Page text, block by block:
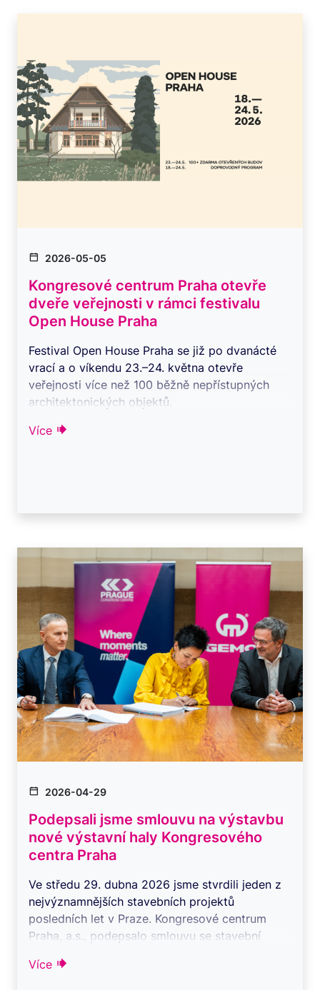
2026-05-05
Kongresové centrum Praha otevře
dveře veřejnosti v rámci festivalu
Open House Praha
Festival Open House Praha se již po dvanácté
vrací a o víkendu 23.–24. května otevře
veřejnosti více než 100 běžně nepřístupných
architektonických objektů.
Více
2026-04-29
Podepsali jsme smlouvu na výstavbu
nové výstavní haly Kongresového
centra Praha
Ve středu 29. dubna 2026 jsme stvrdili jeden z
nejvýznamnějších stavebních projektů
posledních let v Praze. Kongresové centrum
Praha, a.s., podepsalo smlouvu se stavební
Více